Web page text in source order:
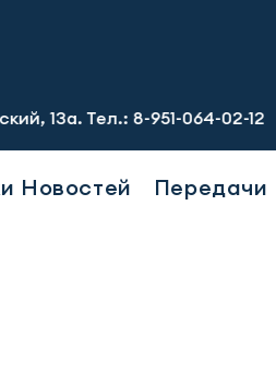
8-951-064-02-12
Новостей Передачи